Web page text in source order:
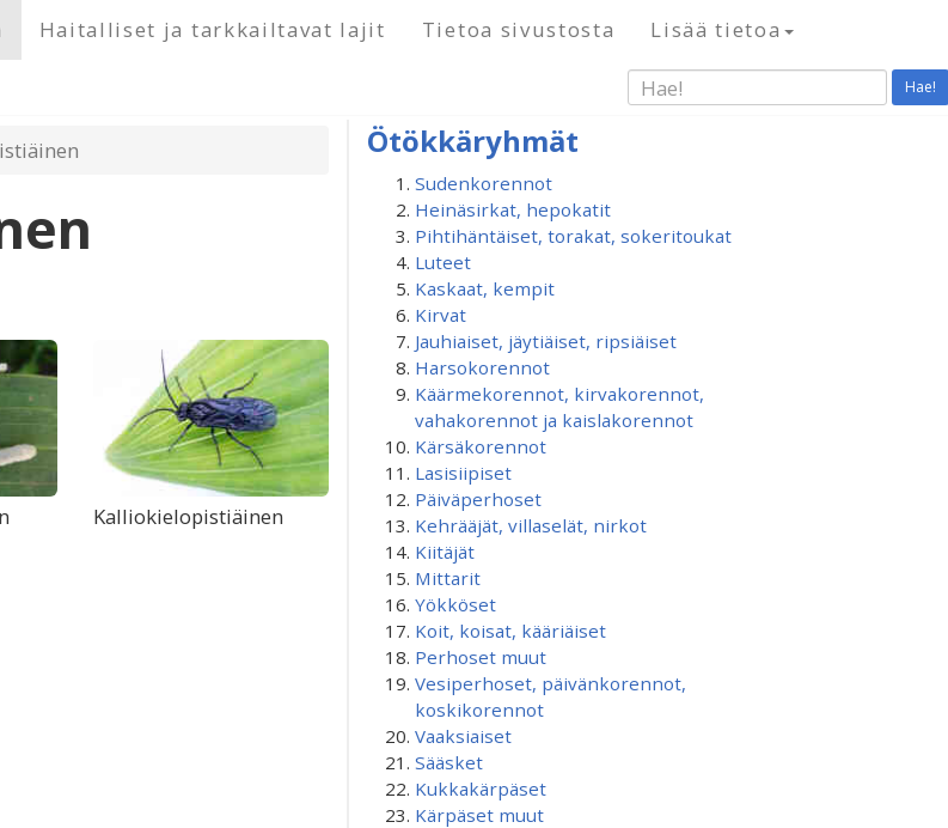
Haitalliset ja tarkkailtavat lajit Tietoa sivustosta Lisää tietoa
Hae!
Kalliokielopistiäinen
Ötökkäryhmät
Sudenkorennot
Heinäsirkat, hepokatit
Pihtihäntäiset, torakat, sokeritoukat
Luteet
Kaskaat, kempit
Kirvat
Jauhiaiset, jäytiäiset, ripsiäiset
Harsokorennot
Käärmekorennot, kirvakorennot,
vahakorennot ja kaislakorennot
Kärsäkorennot
Lasisiipiset
Päiväperhoset
Kehrääjät, villaselät, nirkot
Kiitäjät
Mittarit
Yökköset
Koit, koisat, kääriäiset
Perhoset muut
Vesiperhoset, päivänkorennot,
koskikorennot
Vaaksiaiset
Sääsket
Kukkakärpäset
Kärpäset muut